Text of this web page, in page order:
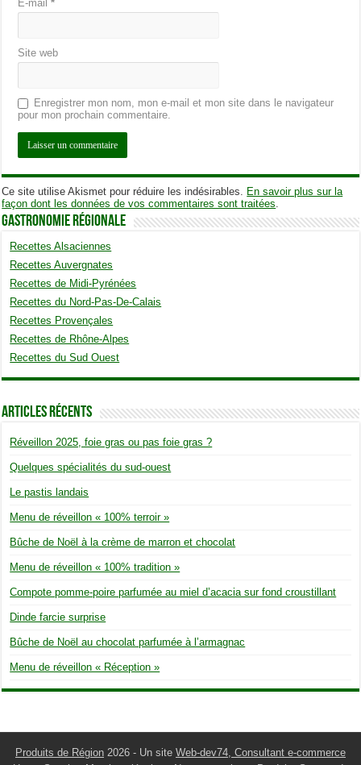
E-mail*
Site web
Enregistrer mon nom, mon e-mail et mon site dans le navigateur
pour mon prochain commentaire.
Ce site utilise Akismet pour réduire les indésirables. En savoir plus sur la
façon dont les données de vos commentaires sont traitées
Gastronomie Régionale
Recettes Alsaciennes
Recettes Auvergnates
Recettes de Midi-Pyrénées
Recettes du Nord-Pas-De-Calais
Recettes Provençales
Recettes de Rhône-Alpes
Recettes du Sud Ouest
Articles Récents
Réveillon 2025, foie gras ou pas foie gras ?
Quelques spécialités du sud-ouest
Le pastis landais
Menu de réveillon « 100% terroir »
Bûche de Noël à la crème de marron et chocolat
Menu de réveillon « 100% tradition »
Compote pomme-poire parfumée au miel d’acacia sur fond croustillant
Dinde farcie surprise
Bûche de Noël au chocolat parfumée à l’armagnac
Menu de réveillon « Réception »
Produits de Région 2026 - Un site Web-dev74, Consultant e-commerce